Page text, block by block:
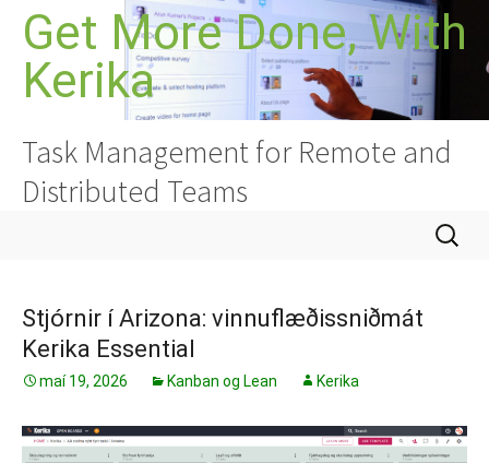
HoppaGet More Done, With
Kerika
Task Management for Remote and
Distributed Teams
Leita
að:
Stjórnir í Arizona: vinnuflæðissniðmát
Kerika Essential
maí 19, 2026 Kanban og Lean Kerika